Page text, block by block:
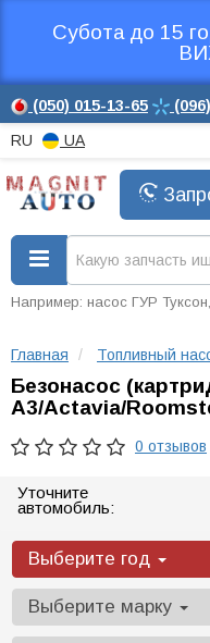
Субота до 15
(050) 015-13-65 (096)
RU UA
Например: насос ГУР
Главная Топливный
Безонасос
A3/Actavia/
0 отзывов
Уточните
автомобиль:
Выберите год
Выберите марку